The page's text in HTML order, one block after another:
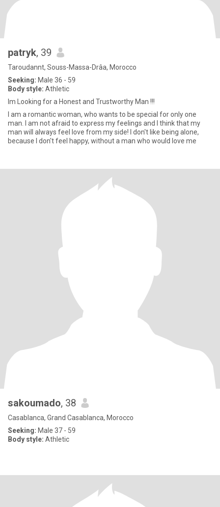
patryk, 39
Taroudannt, Souss-Massa-Drâa, Morocco
Seeking: Male 36 - 59
Body style: Athletic
Im Looking for a Honest and Trustworthy Man !!!
I am a romantic woman, who wants to be special for only one
man. I am not afraid to express my feelings and I think that my
man will always feel love from my side! I don't like being alone,
because I don't feel happy, without a man who would love me
sakoumado, 38
Casablanca, Grand Casablanca, Morocco
Seeking: Male 37 - 59
Body style: Athletic